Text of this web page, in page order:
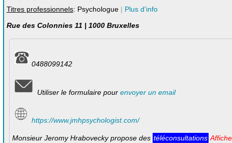
Titres professionnels: Psychologue | Plus d'info
Rue des Colonnies 11 | 1000 Bruxelles
0488099142
Utiliser le formulaire pourenvoyer un email
https://www.jmhpsychologist.com/
Monsieur Jeromy Hrabovecky propose des téléconsultations